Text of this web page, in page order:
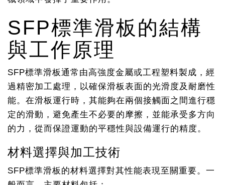
SFP標準滑板的結構
與工作原理
SFP標準滑板通常由高強度金屬或工程塑料製成，經
過精密加工處理，以確保滑板表面的光滑度及耐磨性
能。在滑板運行時，其能夠在兩個接觸面之間進行穩
定的滑動，避免產生不必要的摩擦，並能承受多方向
的力，從而保證運動的平穩性與設備運行的精度。
材料選擇與加工技術
SFP標準滑板的材料選擇對其性能表現至關重要。一